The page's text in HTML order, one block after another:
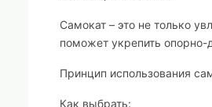
Самокат – это не только
поможет укрепить
Принцип использования
Как выбрать: